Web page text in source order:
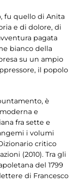
fu quello di Anita
e di dolore, di
pagata
bianco della
su un ampio
il popolo
è
e
fra sette e
i volumi
critico
(2010). Tra gli
del 1799
di Francesco